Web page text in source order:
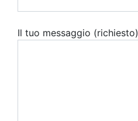
Il tuo messaggio (richiesto)